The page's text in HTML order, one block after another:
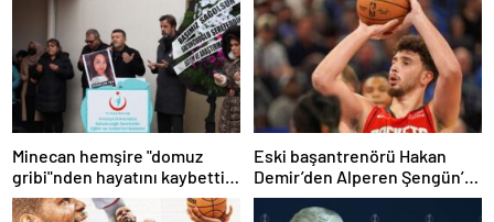
Minecan hemşire "domuz
gribi"nden hayatını kaybetti –
Haberler | Sağlık Haberleri
Eski başantrenörü Hakan
Demir’den Alperen Şengün’e
övgü